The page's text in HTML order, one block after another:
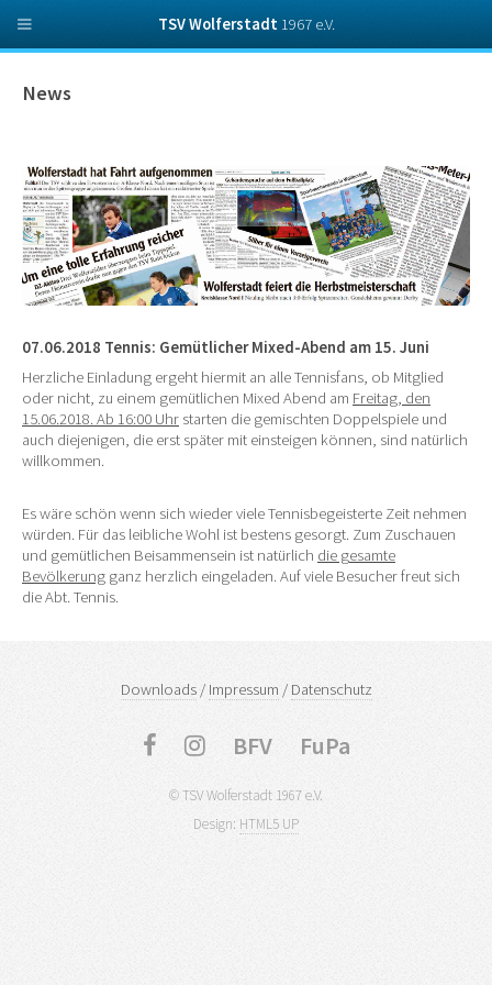
News
07.06.2018 Tennis: Gemütlicher Mixed-Abend am 15. Juni
Herzliche Einladung ergeht hiermit an alle Tennisfans, ob Mitglied
oder nicht, zu einem gemütlichen Mixed Abend am Freitag, den
15.06.2018. Ab 16:00 Uhr starten die gemischten Doppelspiele und
auch diejenigen, die erst später mit einsteigen können, sind natürlich
willkommen.
Es wäre schön wenn sich wieder viele Tennisbegeisterte Zeit nehmen
würden. Für das leibliche Wohl ist bestens gesorgt. Zum Zuschauen
und gemütlichen Beisammensein ist natürlich die gesamte
Bevölkerung ganz herzlich eingeladen. Auf viele Besucher freut sich
die Abt. Tennis.
Downloads/ Impressum / Datenschutz
BFV FuPa
© TSV Wolferstadt 1967 e.V.
Design: HTML5 UP
TSV Wolferstadt1967 e.V.